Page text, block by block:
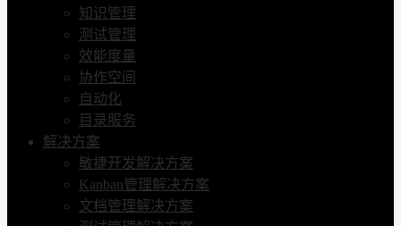
知识管理
测试管理
效能度量
协作空间
自动化
目录服务
解决方案
敏捷开发解决方案
Kanban管理解决方案
文档管理解决方案